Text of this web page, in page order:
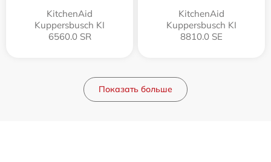
KitchenAid
Kuppersbusch KI
6560.0 SR
KitchenAid
Kuppersbusch KI
8810.0 SE
Показать больше